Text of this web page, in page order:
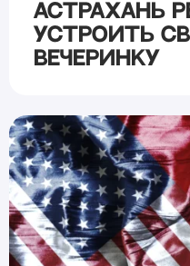
Астрахань
устроить
вечеринку